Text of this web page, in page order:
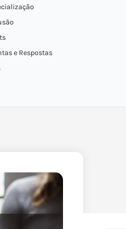
e Respostas